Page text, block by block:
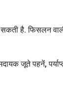
है. फिसलन
जूते पहनें,